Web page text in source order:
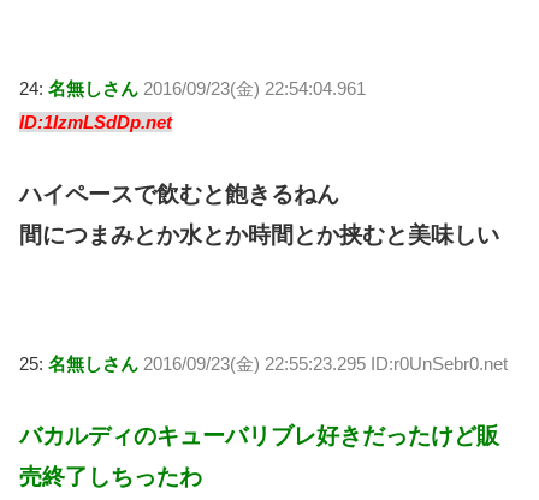
24: 名無しさん 2016/09/23(金) 22:54:04.961
ID:1IzmLSdDp.net
ハイペースで飲むと飽きるねん
間につまみとか水とか時間とか挟むと美味しい
25: 名無しさん 2016/09/23(金) 22:55:23.295 ID:r0UnSebr0.net
バカルディのキューバリブレ好きだったけど販
売終了しちったわ